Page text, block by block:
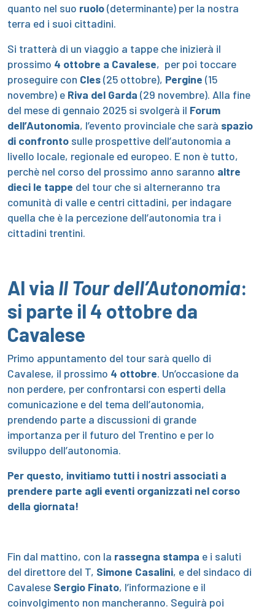
quanto nel suo ruolo(determinante) per la nostra
terra ed i suoi cittadini.
Si tratterà di un viaggio a tappe che inizierà il
prossimo 4 ottobre a Cavalese, per poi toccare
proseguire con Cles(25 ottobre), Pergine (15
novembre) e Riva del Garda (29 novembre). Alla fine
del mese di gennaio 2025 si svolgerà il Forum
dell’Autonomia, l’evento provinciale che sarà spazio
di confronto sulle prospettive dell’autonomia a
livello locale, regionale ed europeo. E non è tutto,
perchè nel corso del prossimo anno saranno altre
dieci le tappe del tour che si alterneranno tra
comunità di valle e centri cittadini, per indagare
quella che è la percezione dell’autonomia tra i
cittadini trentini.
Al via Il Tour dell’Autonomia:
si parte il 4 ottobre da
Cavalese
Primo appuntamento del tour sarà quello di
Cavalese, il prossimo 4 ottobre. Un’occasione da
non perdere, per confrontarsi con esperti della
comunicazione e del tema dell’autonomia,
prendendo parte a discussioni di grande
importanza per il futuro del Trentino e per lo
sviluppo dell’autonomia.
Per questo, invitiamo tutti i nostri associati a
prendere parte agli eventi organizzati nel corso
della giornata!
Fin dal mattino, con la rassegna stampa e i saluti
del direttore del T, Simone Casalini, e del sindaco di
Cavalese Sergio Finato, l’informazione e il
coinvolgimento non mancheranno. Seguirà poi